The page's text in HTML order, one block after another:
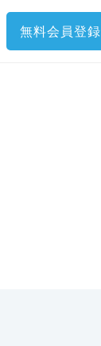
無料会員登録